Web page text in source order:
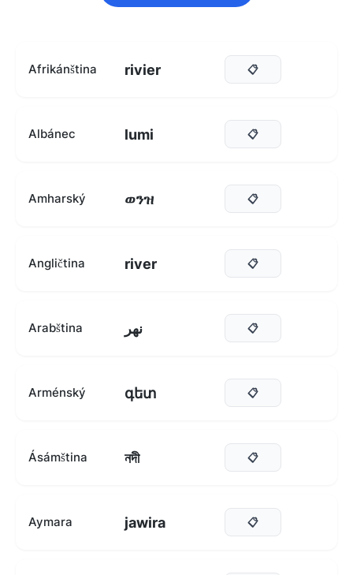
Afrikánština rivier 📋
Albánec lumi 📋
Amharský ወንዝ 📋
Angličtina river 📋
Arabština نهر 📋
Arménský գետ 📋
Ásámština নদী 📋
Aymara jawira 📋